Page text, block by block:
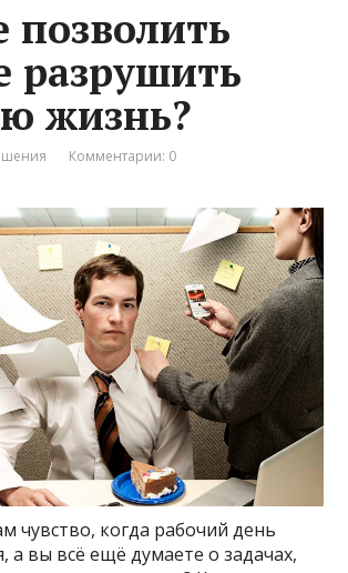
позволить
разрушить
жизнь?
Комментарии: 0
чувство, когда рабочий день
а вы всё ещё думаете о задачах,